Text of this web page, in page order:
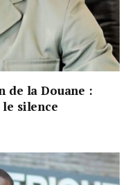
de la Douane :
silence